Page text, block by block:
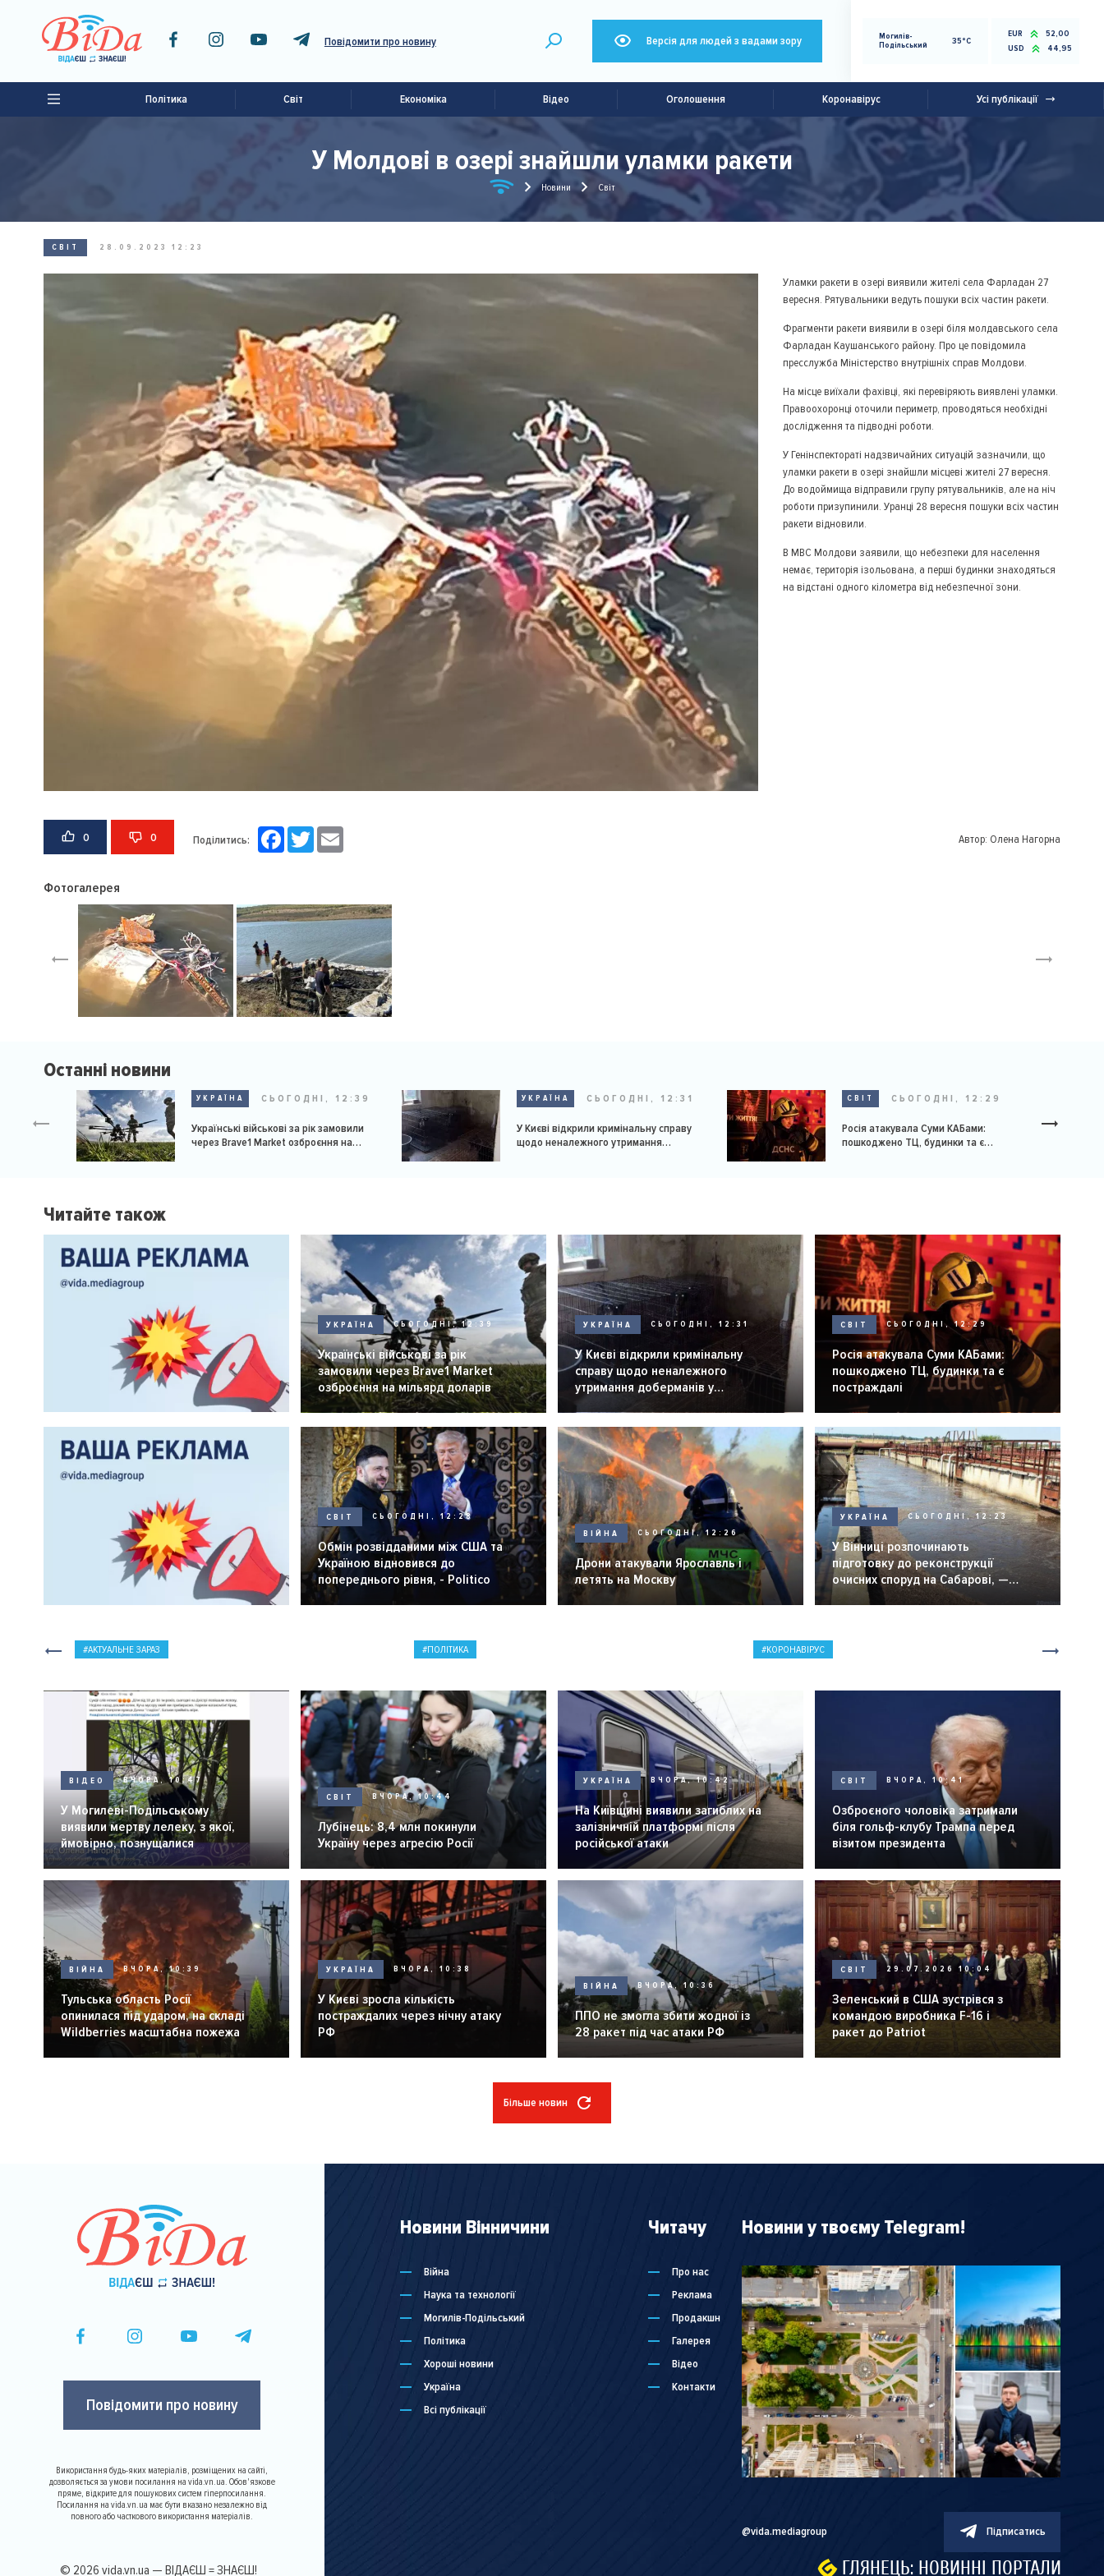
Повідомити про новину Версія для людей з вадами зору
Могилів-
Подільський
35°C
EUR
52,00
USD
44,95
Політика Світ Економіка Відео Оголошення Коронавірус Усі публікації
У Молдові в озері знайшли уламки ракети
Новини Світ
СВІТ 28.09.2023 12:23
Уламки ракети в озері виявили жителі села Фарладан 27
вересня. Рятувальники ведуть пошуки всіх частин ракети.
Фрагменти ракети виявили в озері біля молдавського села
Фарладан Каушанського району. Про це повідомила
пресслужба Міністерство внутрішніх справ Молдови.
На місце виїхали фахівці, які перевіряють виявлені уламки.
Правоохоронці оточили периметр, проводяться необхідні
дослідження та підводні роботи.
У Генінспектораті надзвичайних ситуацій зазначили, що
уламки ракети в озері знайшли місцеві жителі 27 вересня.
До водоймища відправили групу рятувальників, але на ніч
роботи призупинили. Уранці 28 вересня пошуки всіх частин
ракети відновили.
В МВС Молдови заявили, що небезпеки для населення
немає, територія ізольована, а перші будинки знаходяться
на відстані одного кілометра від небезпечної зони.
0 0 Поділитись: FacebookTwitter Автор: Олена Нагорна
Фотогалерея
Останні новини
УКРАЇНА СЬОГОДНІ, 12:39
Українські військові за рік замовили
через Brave1 Market озброєння на
УКРАЇНА СЬОГОДНІ, 12:31
У Києві відкрили кримінальну справу
щодо неналежного утримання
СВІТ СЬОГОДНІ, 12:29
Росія атакувала Суми КАБами:
пошкоджено ТЦ, будинки та є
Читайте також
УКРАЇНА СЬОГОДНІ, 12:39
Українські військові за рік
замовили через Brave1 Market
озброєння на мільярд доларів
УКРАЇНА СЬОГОДНІ, 12:31
У Києві відкрили кримінальну
справу щодо неналежного
утримання доберманів у
розпліднику
СВІТ СЬОГОДНІ, 12:29
Росія атакувала Суми КАБами:
пошкоджено ТЦ, будинки та є
постраждалі
СВІТ СЬОГОДНІ, 12:28
Обмін розвідданими між США та
Україною відновився до
попереднього рівня, - Politico
ВІЙНА СЬОГОДНІ, 12:26
Дрони атакували Ярославль і
летять на Москву
УКРАЇНА СЬОГОДНІ, 12:23
У Вінниці розпочинають
підготовку до реконструкції
очисних споруд на Сабарові, —
мер Вінниці.
АКТУАЛЬНЕ ЗАРАЗ ПОЛІТИКА КОРОНАВІРУС
ВІДЕО ВЧОРА, 10:47
У Могилеві-Подільському
виявили мертву лелеку, з якої,
ймовірно, познущалися
СВІТ ВЧОРА, 10:44
Лубінець: 8,4 млн покинули
Україну через агресію Росії
УКРАЇНА ВЧОРА, 10:42
На Київщині виявили загиблих на
залізничній платформі після
російської атаки
СВІТ ВЧОРА, 10:41
Озброєного чоловіка затримали
біля гольф-клубу Трампа перед
візитом президента
ВІЙНА ВЧОРА, 10:39
Тульська область Росії
опинилася під ударом, на складі
Wildberries масштабна пожежа
УКРАЇНА ВЧОРА, 10:38
У Києві зросла кількість
постраждалих через нічну атаку
РФ
ВІЙНА ВЧОРА, 10:36
ППО не змогла збити жодної із
28 ракет під час атаки РФ
СВІТ 29.07.2026 10:04
Зеленський в США зустрівся з
командою виробника F-16 і
ракет до Patriot
Більше новин
Повідомити про новину
Використання будь-яких матеріалів, розміщених на сайті,
дозволяється за умови посилання на vida.vn.ua. Обов'язкове
пряме, відкрите для пошукових систем гіперпосилання.
Посилання на vida.vn.ua має бути вказано незалежно від
повного або часткового використання матеріалів.
© 2026 vida.vn.ua — ВІДАЄШ = ЗНАЄШ! ГЛЯНЕЦЬ: НОВИННІ ПОРТАЛИ
Новини Вінничини
Війна
Наука та технології
Могилів-Подільський
Політика
Хороші новини
Україна
Всі публікації
Читачу
Про нас
Реклама
Продакшн
Галерея
Відео
Контакти
Новини у твоєму Telegram!
@vida.mediagroup Підписатись